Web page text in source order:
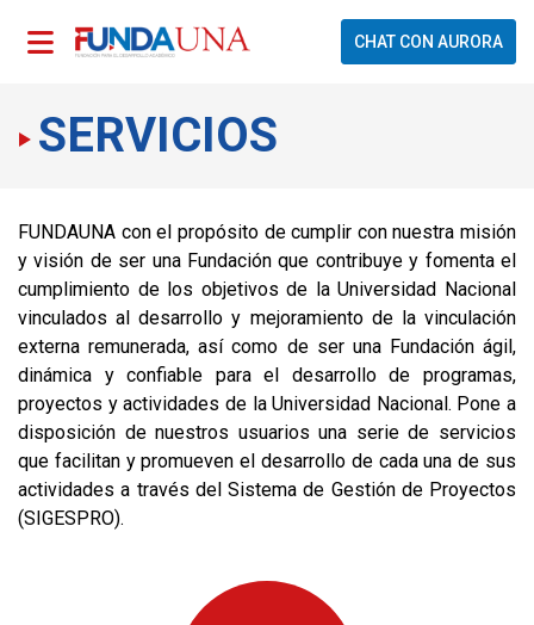
CHAT CON AURORA
SERVICIOS
FUNDAUNA con el propósito de cumplir con nuestra misión
y visión de ser una Fundación que contribuye y fomenta el
cumplimiento de los objetivos de la Universidad Nacional
vinculados al desarrollo y mejoramiento de la vinculación
externa remunerada, así como de ser una Fundación ágil,
dinámica y confiable para el desarrollo de programas,
proyectos y actividades de la Universidad Nacional. Pone a
disposición de nuestros usuarios una serie de servicios
que facilitan y promueven el desarrollo de cada una de sus
actividadesa través del Sistema de Gestión de Proyectos
(SIGESPRO).
Necesarias
Estas